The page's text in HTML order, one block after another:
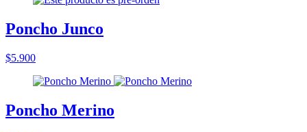
Poncho Junco
$5.900
Poncho Merino